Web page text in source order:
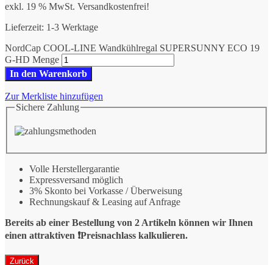
exkl. 19 % MwSt. Versandkostenfrei!
Lieferzeit: 1-3 Werktage
NordCap COOL-LINE Wandkühlregal SUPERSUNNY ECO 19
G-HD Menge
In den Warenkorb
Zur Merkliste hinzufügen
Sichere Zahlung
Volle Herstellergarantie
Expressversand möglich
3% Skonto bei Vorkasse / Überweisung
Rechnungskauf & Leasing auf Anfrage
Bereits ab einer Bestellung von 2 Artikeln können wir Ihnen
einen attraktiven ❗️Preisnachlass kalkulieren.